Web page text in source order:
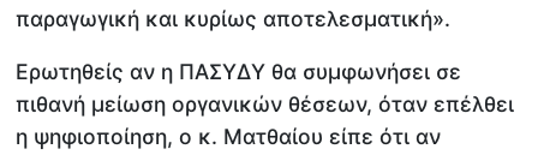
παραγωγική και κυρίως αποτελεσματική».
Ερωτηθείς αν η ΠΑΣΥΔΥ θα συμφωνήσει σε
πιθανή μείωση οργανικών θέσεων, όταν επέλθει
η ψηφιοποίηση, ο κ. Ματθαίου είπε ότι αν